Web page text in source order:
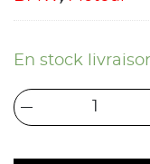
En stock